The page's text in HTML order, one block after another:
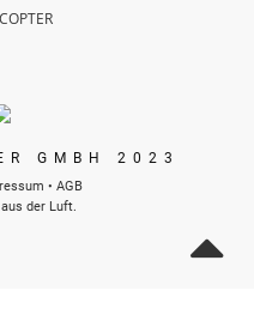
GMBH 2023
• AGB
der Luft.